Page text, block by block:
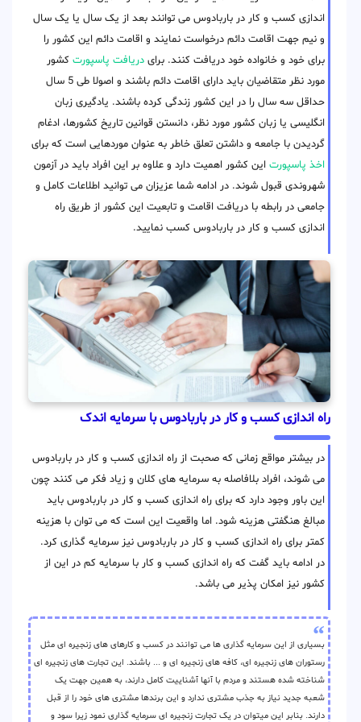
اندازی کسب و کار در باربادوس می توانند بعد از یک سال یا یک سال
و نیم جهت اقامت دائم درخواست نمایند و اقامت دائم این کشور را
برای خود و خانواده خود دریافت کنند. برای دریافت پاسپورت کشور
مورد نظر متقاضیان باید دارای اقامت دائم باشند و اصولا طی 5 سال
حداقل سه سال را در این کشور زندگی کرده باشند. یادگیری زبان
انگلیسی یا زبان کشور مورد نظر، دانستن قوانین تاریخ کشورها، ادغام
گردیدن با جامعه و داشتن تعلق خاطر به عنوان موردهایی است که برای
اخذ پاسپورت این کشور اهمیت دارد و علاوه بر این افراد باید در آزمون
شهروندی قبول شوند. در ادامه شما عزیزان می توانید اطلاعات کامل و
جامعی در رابطه با دریافت اقامت و تابعیت این کشور از طریق راه
اندازی کسب و کار در باربادوس کسب نمایید.
راه اندازی کسب و کار در باربادوس با سرمایه اندک
در بیشتر مواقع زمانی که صحبت از راه اندازی کسب و کار در باربادوس
می شوند، افراد بلافاصله به سرمایه های کلان و زیاد فکر می کنند چون
این باور وجود دارد که برای راه اندازی کسب و کار در باربادوس باید
مبالغ هنگفتی هزینه شود. اما واقعیت این است که می توان با هزینه
کمتر برای راه اندازی کسب و کار در باربادوس نیز سرمایه گذاری کرد.
در ادامه باید گفت که راه اندازی کسب و کار با سرمایه کم در این از
کشور نیز امکان پذیر می باشد.
بسیاری از این سرمایه گذاری ها می توانند در کسب و کارهای های زنجیره ای مثل
رستوران های زنجیره ای، کافه های زنجیره ای و ... باشند. این تجارت های زنجیره ای
شناخته شده هستند و مردم با آنها آشناییت کامل دارند، به همین جهت یک
شعبه جدید نیاز به جذب مشتری ندارد و این برندها مشتری های خود را از قبل
دارند. بنابر این میتوان در یک تجارت زنجیره ای سرمایه گذاری نمود زیرا سود و